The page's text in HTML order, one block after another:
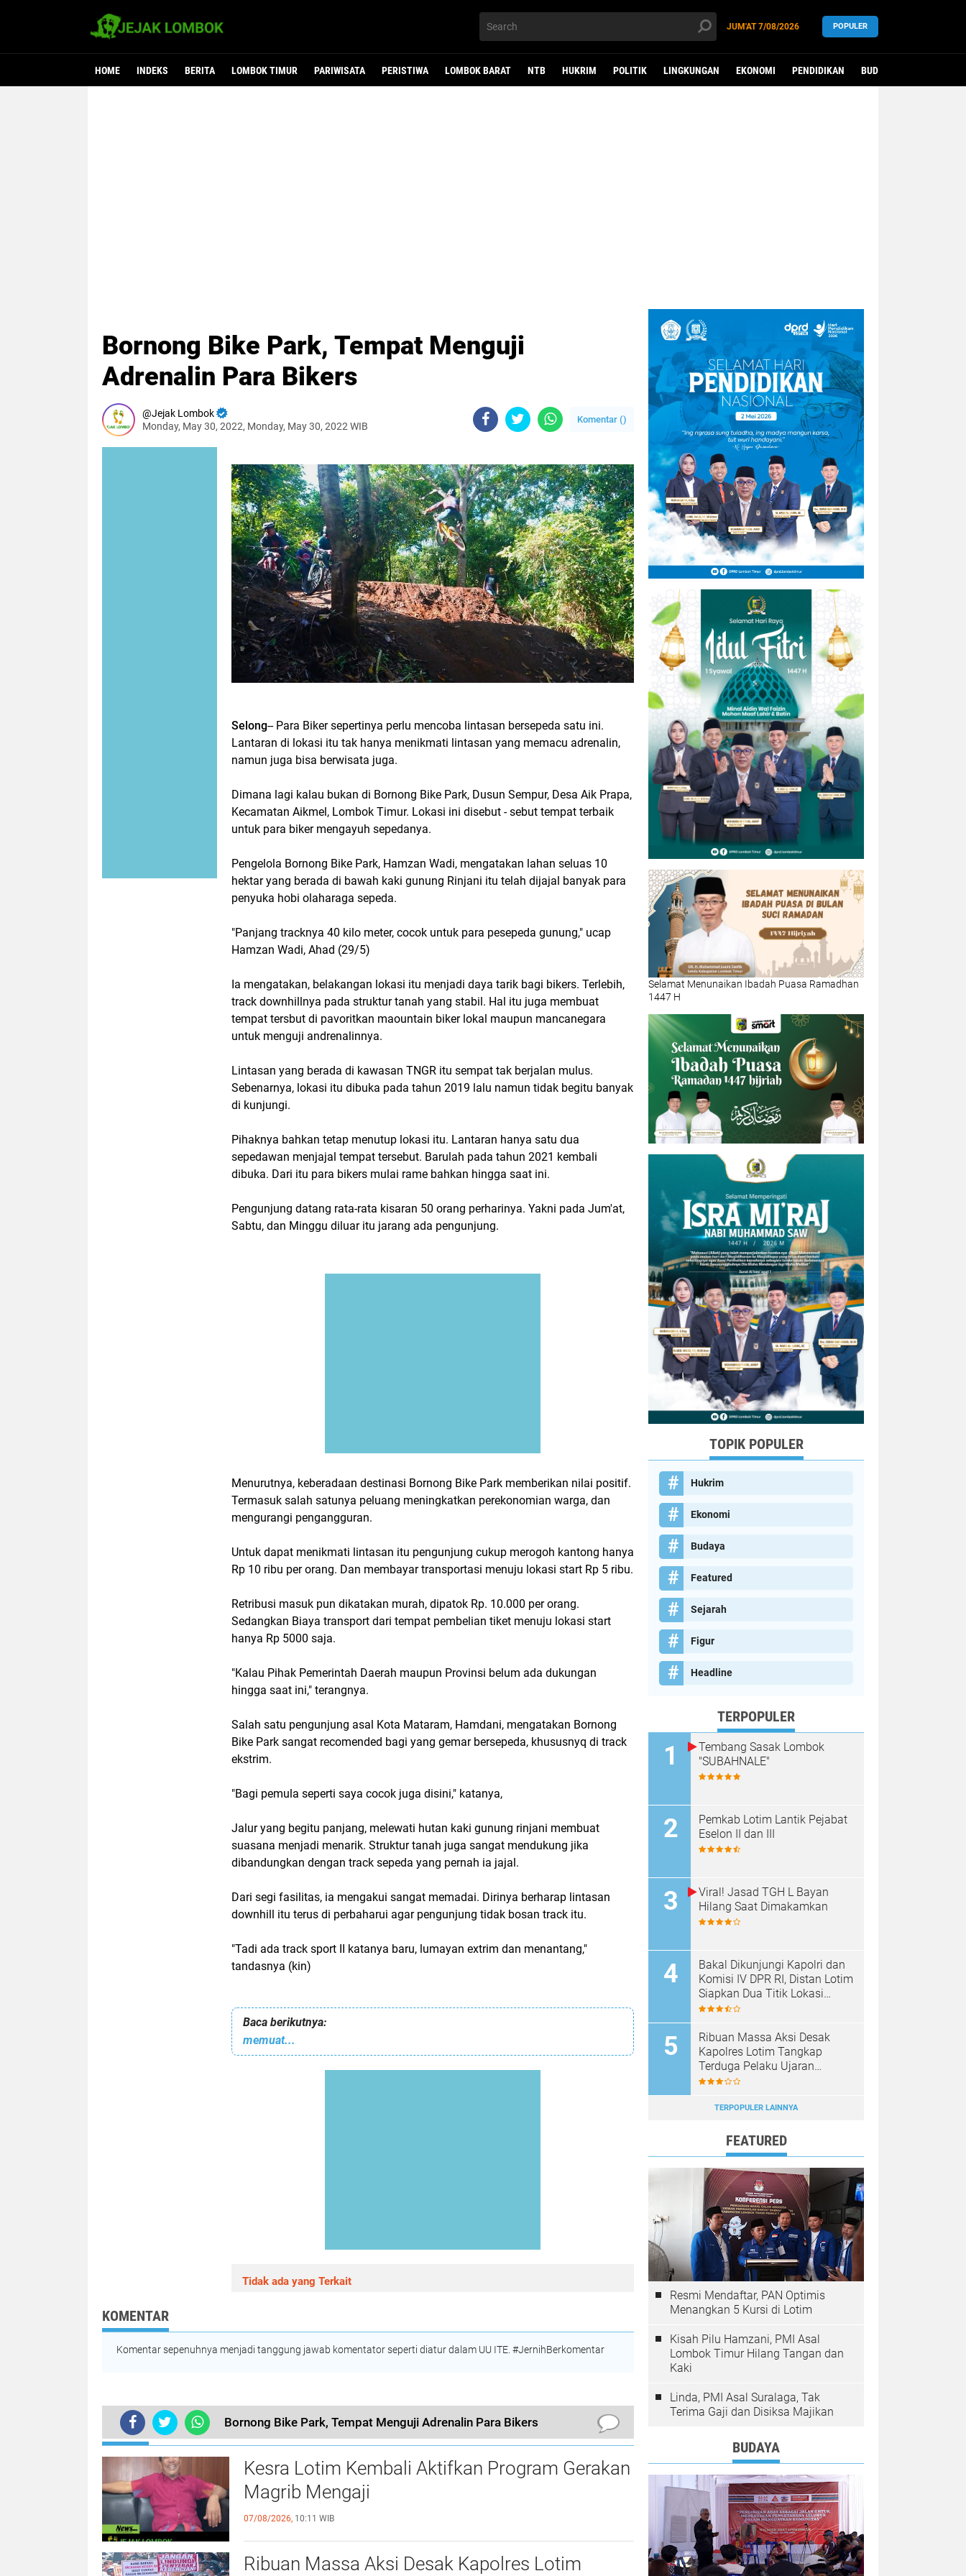
JUM'AT7/08/2026 POPULER
HOME INDEKS BERITA LOMBOK TIMUR PARIWISATA PERISTIWA LOMBOK BARAT NTB HUKRIM POLITIK LINGKUNGAN EKONOMI PENDIDIKAN BUDAYA
Bornong Bike Park, Tempat Menguji
Adrenalin Para Bikers
Jejak Lombok
Monday, May 30, 2022, Monday, May 30, 2022 WIB
Komentar ()
Selong-- Para Biker sepertinya perlu mencoba lintasan bersepeda satu ini.
Lantaran di lokasi itu tak hanya menikmati lintasan yang memacu adrenalin,
namun juga bisa berwisata juga.
Dimana lagi kalau bukan di Bornong Bike Park, Dusun Sempur, Desa Aik Prapa,
Kecamatan Aikmel, Lombok Timur. Lokasi ini disebut - sebut tempat terbaik
untuk para biker mengayuh sepedanya.
Pengelola Bornong Bike Park, Hamzan Wadi, mengatakan lahan seluas 10
hektar yang berada di bawah kaki gunung Rinjani itu telah dijajal banyak para
penyuka hobi olaharaga sepeda.
"Panjang tracknya 40 kilo meter, cocok untuk para pesepeda gunung," ucap
Hamzan Wadi, Ahad (29/5)
Ia mengatakan, belakangan lokasi itu menjadi daya tarik bagi bikers. Terlebih,
track downhillnya pada struktur tanah yang stabil. Hal itu juga membuat
tempat tersbut di pavoritkan maountain biker lokal maupun mancanegara
untuk menguji andrenalinnya.
Lintasan yang berada di kawasan TNGR itu sempat tak berjalan mulus.
Sebenarnya, lokasi itu dibuka pada tahun 2019 lalu namun tidak begitu banyak
di kunjungi.
Pihaknya bahkan tetap menutup lokasi itu. Lantaran hanya satu dua
sepedawan menjajal tempat tersebut. Barulah pada tahun 2021 kembali
dibuka. Dari itu para bikers mulai rame bahkan hingga saat ini.
Pengunjung datang rata-rata kisaran 50 orang perharinya. Yakni pada Jum'at,
Sabtu, dan Minggu diluar itu jarang ada pengunjung.
Menurutnya, keberadaan destinasi Bornong Bike Park memberikan nilai positif.
Termasuk salah satunya peluang meningkatkan perekonomian warga, dan
mengurangi pengangguran.
Untuk dapat menikmati lintasan itu pengunjung cukup merogoh kantong hanya
Rp 10 ribu per orang. Dan membayar transportasi menuju lokasi start Rp 5 ribu.
Retribusi masuk pun dikatakan murah, dipatok Rp. 10.000 per orang.
Sedangkan Biaya transport dari tempat pembelian tiket menuju lokasi start
hanya Rp 5000 saja.
"Kalau Pihak Pemerintah Daerah maupun Provinsi belum ada dukungan
hingga saat ini," terangnya.
Salah satu pengunjung asal Kota Mataram, Hamdani, mengatakan Bornong
Bike Park sangat recomended bagi yang gemar bersepeda, khususnyq di track
ekstrim.
"Bagi pemula seperti saya cocok juga disini," katanya,
Jalur yang begitu panjang, melewati hutan kaki gunung rinjani membuat
suasana menjadi menarik. Struktur tanah juga sangat mendukung jika
dibandungkan dengan track sepeda yang pernah ia jajal.
Dari segi fasilitas, ia mengakui sangat memadai. Dirinya berharap lintasan
downhill itu terus di perbaharui agar pengunjung tidak bosan track itu.
"Tadi ada track sport II katanya baru, lumayan extrim dan menantang,"
tandasnya (kin)
Baca berikutnya:
memuat...
Tidak ada yang Terkait
KOMENTAR
Komentar sepenuhnya menjadi tanggung jawab komentator seperti diatur dalam UU ITE. #JernihBerkomentar
Bornong Bike Park, Tempat Menguji Adrenalin Para Bikers
TERKINI
Kesra Lotim Kembali Aktifkan Program Gerakan
Magrib Mengaji
07/08/2026, 10:11 WIB
Ribuan Massa Aksi Desak Kapolres Lotim
Selamat Menunaikan Ibadah Puasa Ramadhan
1447 H
TOPIK POPULER
Hukrim
Ekonomi
Budaya
Featured
Sejarah
Figur
Headline
TERPOPULER
Tembang Sasak Lombok
"SUBAHNALE"
Pemkab Lotim Lantik Pejabat
Eselon II dan III
Viral! Jasad TGH L Bayan
Hilang Saat Dimakamkan
Bakal Dikunjungi Kapolri dan
Komisi IV DPR RI, Distan Lotim
Siapkan Dua Titik Lokasi
Panen Raya Bawang Putih
Ribuan Massa Aksi Desak
Kapolres Lotim Tangkap
Terduga Pelaku Ujaran
Kebencian Terhadap Bupati di
TERPOPULER LAINNYA
FEATURED
Resmi Mendaftar, PAN Optimis
Menangkan 5 Kursi di Lotim
Kisah Pilu Hamzani, PMI Asal
Lombok Timur Hilang Tangan dan
Kaki
Linda, PMI Asal Suralaga, Tak
Terima Gaji dan Disiksa Majikan
BUDAYA